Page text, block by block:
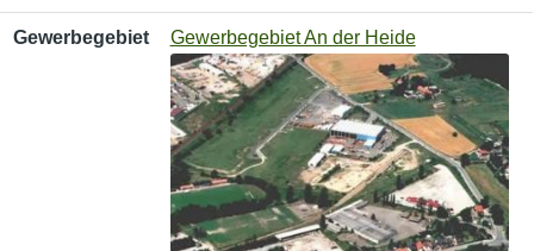
Gewerbegebiet
Nutzungsart
Verfügbare Fläche
Gewerbegebiet Gewerbegebiet An der Heide